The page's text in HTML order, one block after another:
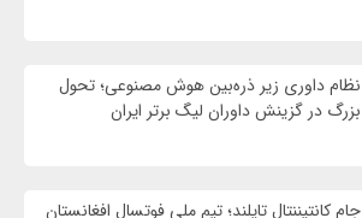
نظام داوری زیر ذره‌بین هوش مصنوعی؛ تحول
بزرگ در گزینش داوران لیگ برتر ایران
جام کانتیننتال تایلند؛ تیم ملی فوتسال افغانستان